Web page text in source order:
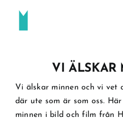
VI ÄLSKAR
Vi älskar minnen och vi
där ute som är som oss.
minnen i bild och film från